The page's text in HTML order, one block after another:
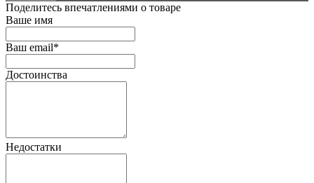
Поделитесь впечатлениями о товаре
Ваше имя
Ваш email*
Достоинства
Недостатки